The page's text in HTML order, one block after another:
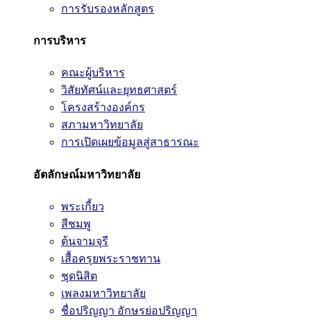
การรับรองหลักสูตร
การบริหาร
คณะผู้บริหาร
วิสัยทัศน์และยุทธศาสตร์
โครงสร้างองค์กร
สภามหาวิทยาลัย
การเปิดเผยข้อมูลสู่สาธารณะ
อัตลักษณ์มหาวิทยาลัย
พระเกี้ยว
สีชมพู
ต้นจามจุรี
เสื้อครุยพระราชทาน
ชุดนิสิต
เพลงมหาวิทยาลัย
ชื่อปริญญา อักษรย่อปริญญา